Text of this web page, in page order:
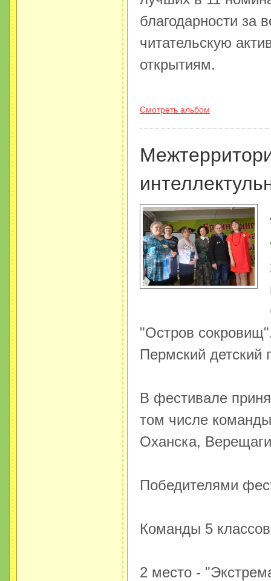
благодарности за
читательскую
открытиям.
Смотреть альбом
"Остров
Пермский детский
В фестивале
том числе
Оханска,
Победителями
Команды 5
2 место -